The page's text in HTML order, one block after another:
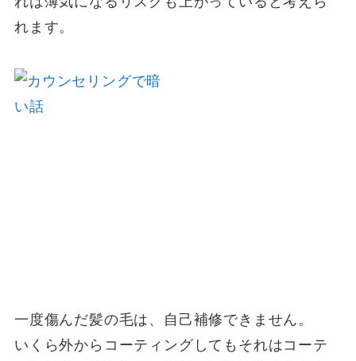
れます。
一度傷んだ髪の毛は、自己補修できません。
いくら外からコーティングしてもそれはコーテ